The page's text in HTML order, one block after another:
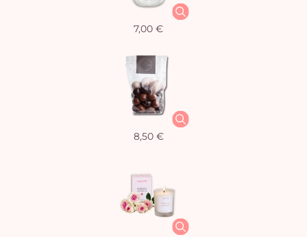
7,00 €
8,50 €